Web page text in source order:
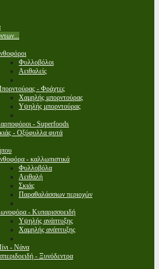
Φυλλοβόλοι
Αειθαλείς
- Φράχτες
Χαμηλής μπορντούρας
Υψηλής μπορντούρας
- Superfoods
- Οξύφυλλα φυτά
- καλλωπιστικά
Φυλλοβόλα
Αειθαλή
Σκιάς
Παραθαλάσσιων περιοχών
- Κυπαρισσοειδή
Υψηλής ανάπτυξης
Χαμηλής ανάπτυξης
- Νάνα
- Ξυνόδεντρα